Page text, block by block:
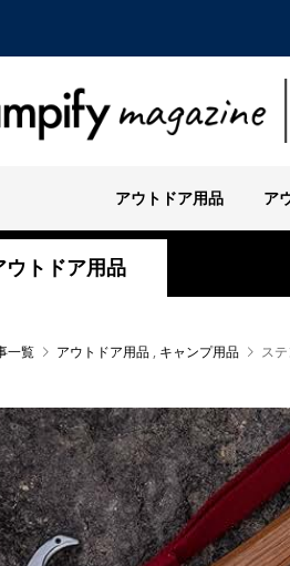
アウトドア用品 ア
ウトドア用品
一覧 アウトドア用品 , キャンプ用品 ス